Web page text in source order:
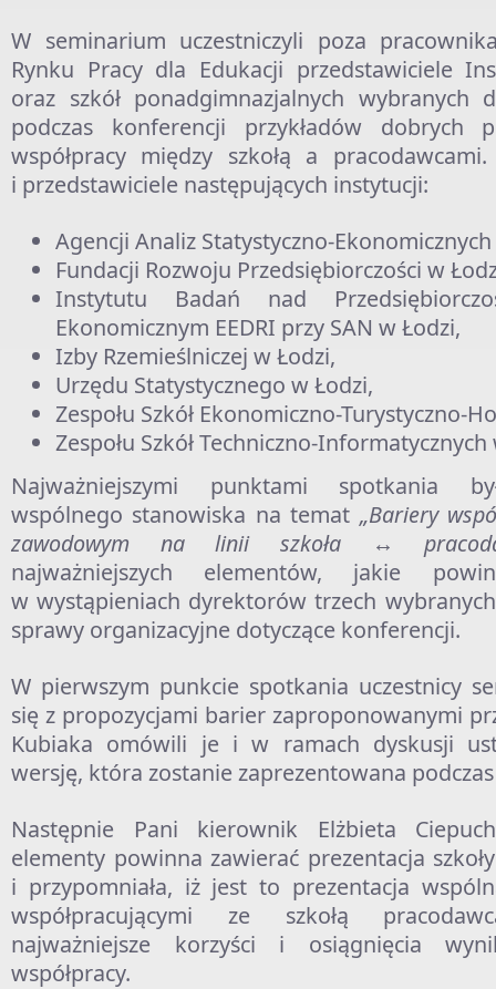
W seminarium uczestniczyli poza
Rynku Pracy dla Edukacji przedstawiciele
oraz szkół ponadgimnazjalnych wybranych
podczas konferencji przykładów dobrych
współpracy między szkołą a
i przedstawiciele następujących instytucji:
Agencji Analiz Statystyczno-
Fundacji Rozwoju Przedsiębiorczości w
Instytutu Badań nad
Ekonomicznym EEDRI przy SAN w Łodzi,
Izby Rzemieślniczej w Łodzi,
Urzędu Statystycznego w Łodzi,
Zespołu Szkół Ekonomiczno-Turystyczno-
Zespołu Szkół Techniczno-Informatycznych
Najważniejszymi punktami spotkania
wspólnego stanowiska na temat „Bariery
zawodowym na linii szkoła ↔
najważniejszych elementów, jakie
w wystąpieniach dyrektorów trzech wybranych
sprawy organizacyjne dotyczące konferencji.
W pierwszym punkcie spotkania uczestnicy
się z propozycjami barier zaproponowanymi
Kubiaka omówili je i w ramach dyskusji
wersję, która zostanie zaprezentowana
Następnie Pani kierownik Elżbieta
elementy powinna zawierać prezentacja
i przypomniała, iż jest to prezentacja
współpracującymi ze szkołą
najważniejsze korzyści i osiągnięcia
współpracy.